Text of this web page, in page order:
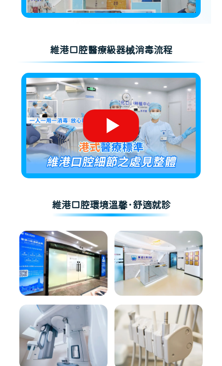
維港口腔醫療級器械消毒流程
維港口腔環境溫馨·舒適就診